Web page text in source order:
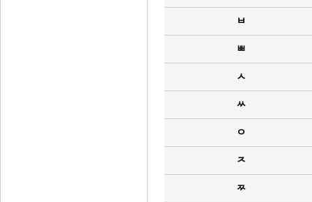
ㅂ
ㅃ
ㅅ
ㅆ
ㅇ
ㅈ
ㅉ